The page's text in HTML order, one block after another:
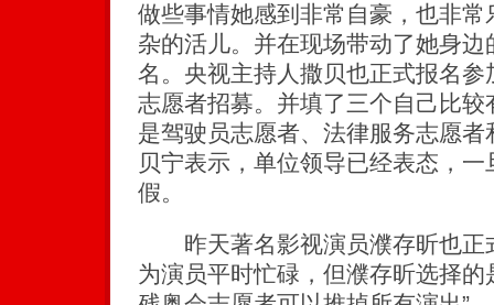
做些事情她感到非常自豪，也非
杂的活儿。并在现场带动了她身
名。央视主持人撒贝也正式报名
志愿者招募。并填了三个自己比
是驾驶员志愿者、法律服务志愿
贝宁表示，单位领导已经表态，
假。
昨天著名影视演员濮存昕也正
为演员平时忙碌，但濮存昕选择